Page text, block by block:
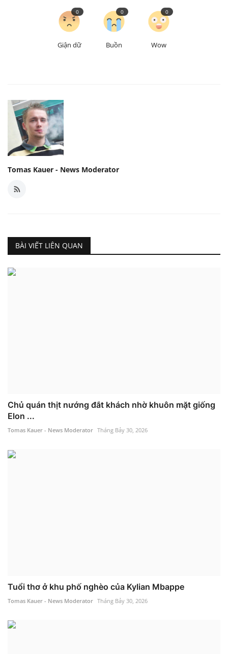
Giận dữ
0
Buồn
0
Wow
0
Tomas Kauer - News Moderator
BÀI VIẾT LIÊN QUAN
Chủ quán thịt nướng đắt khách nhờ khuôn mặt giống
Elon ...
Tomas Kauer - News Moderator Tháng Bảy 30, 2026
Tuổi thơ ở khu phố nghèo của Kylian Mbappe
Tomas Kauer - News Moderator Tháng Bảy 30, 2026